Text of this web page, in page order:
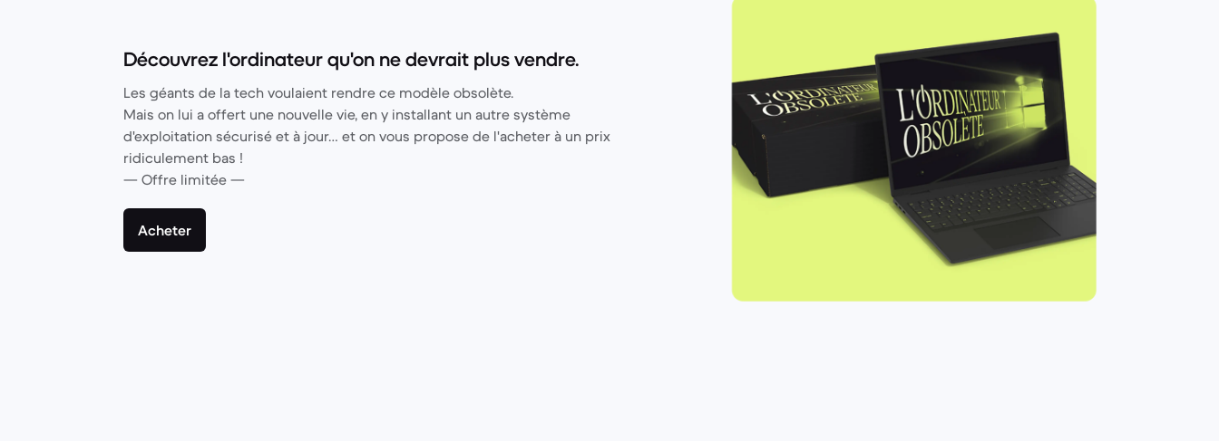
Découvrez l'ordinateur qu'on ne devrait plus vendre.
Les géants de la tech voulaient rendre ce modèle obsolète.
Mais on lui a offert une nouvelle vie, en y installant un autre système
d'exploitation sécurisé et à jour… et on vous propose de l'acheter à un prix
ridiculement bas !
— Offre limitée —
Acheter